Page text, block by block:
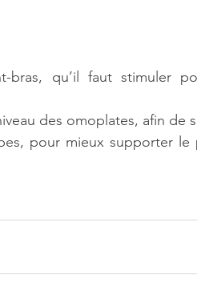
bras, qu’il faut stimuler
des omoplates, afin de
pour mieux supporter